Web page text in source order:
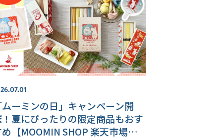
ムーミンの日」キャンペーン開
夏にぴったりの限定商品もおす
【MOOMIN SHOP 楽天市場